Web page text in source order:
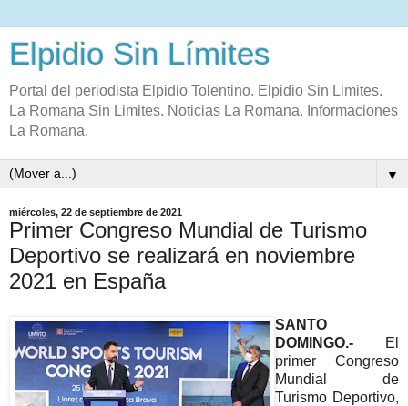
Elpidio Sin Límites
Portal del periodista Elpidio Tolentino. Elpidio Sin Limites.
La Romana Sin Limites. Noticias La Romana. Informaciones
La Romana.
▼
miércoles, 22 de septiembre de 2021
Primer Congreso Mundial de Turismo
Deportivo se realizará en noviembre
2021 en España
SANTO
DOMINGO.-
El
primer Congreso
Mundial de
Turismo Deportivo,